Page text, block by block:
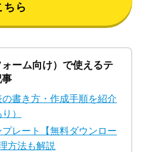
ちら
ーム向け）で使えるテ
の書き方・作成手順を紹介
）
レート【無料ダウンロー
方法も解説